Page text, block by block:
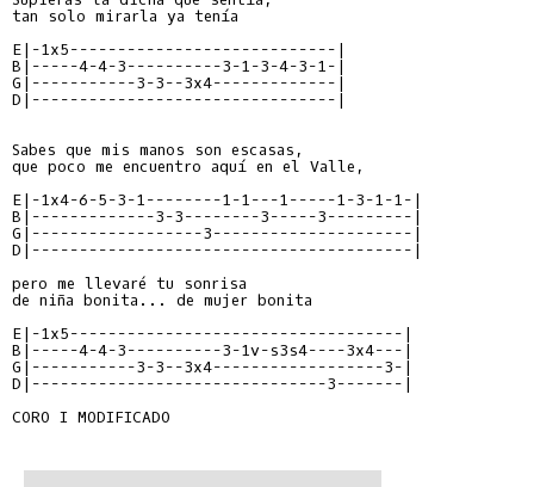
tan solo mirarla ya tenía
E|-1x5----------------------------|
B|-----4-4-3----------3-1-3-4-3-1-|
G|-----------3-3--3x4-------------|
D|--------------------------------|
Sabes que mis manos son escasas,
que poco me encuentro aquí en el Valle,
E|-1x4-6-5-3-1--------1-1---1-----1-3-1-1-|
B|-------------3-3--------3-----3---------|
G|------------------3---------------------|
D|----------------------------------------|
pero me llevaré tu sonrisa
de niña bonita... de mujer bonita
E|-1x5-----------------------------------|
B|-----4-4-3----------3-1v-s3s4----3x4---|
G|-----------3-3--3x4------------------3-|
D|-------------------------------3-------|
CORO I MODIFICADO